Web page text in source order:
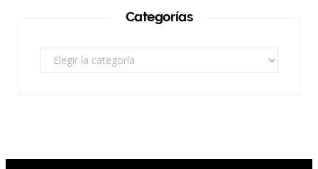
Categorías
Categorías